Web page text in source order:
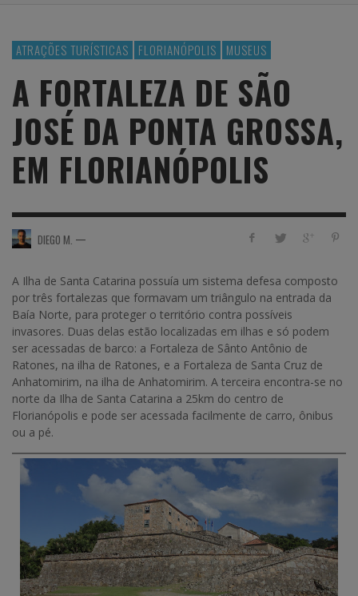
ATRAÇÕES TURÍSTICAS FLORIANÓPOLIS MUSEUS
A FORTALEZA DE SÃO
JOSÉ DA PONTA GROSSA,
EM FLORIANÓPOLIS
DIEGO M. —
A Ilha de Santa Catarina possuía um sistema defesa composto
por três fortalezas que formavam um triângulo na entrada da
Baía Norte, para proteger o território contra possíveis
invasores. Duas delas estão localizadas em ilhas e só podem
ser acessadas de barco: a Fortaleza de Sânto Antônio de
Ratones, na ilha de Ratones, e a Fortaleza de Santa Cruz de
Anhatomirim, na ilha de Anhatomirim. A terceira encontra-se no
norte da Ilha de Santa Catarina a 25km do centro de
Florianópolis e pode ser acessada facilmente de carro, ônibus
ou a pé.